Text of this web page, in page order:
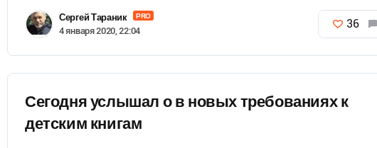
Сергей Тараник PRO
4 января 2020, 22:04
36
Сегодня услышал о в новых требованиях к
детским книгам